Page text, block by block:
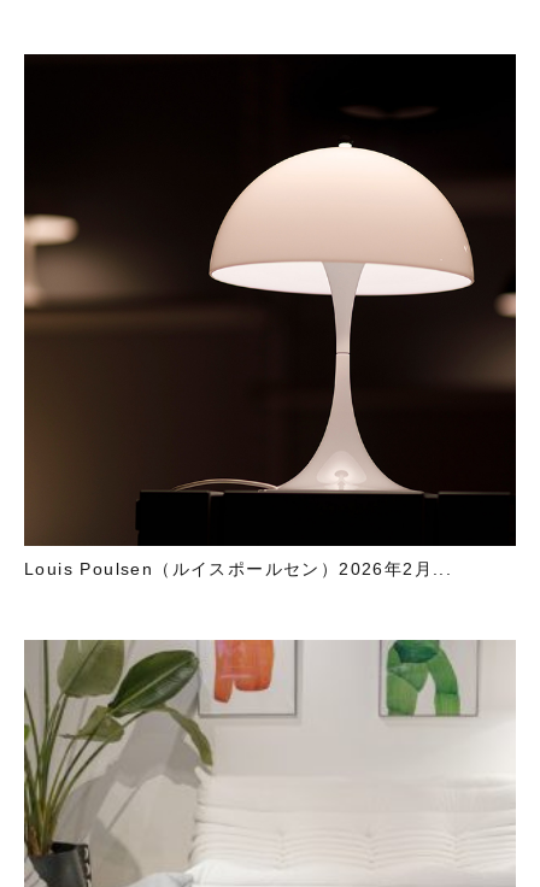
Louis Poulsen（ルイスポールセン）2026年2月...